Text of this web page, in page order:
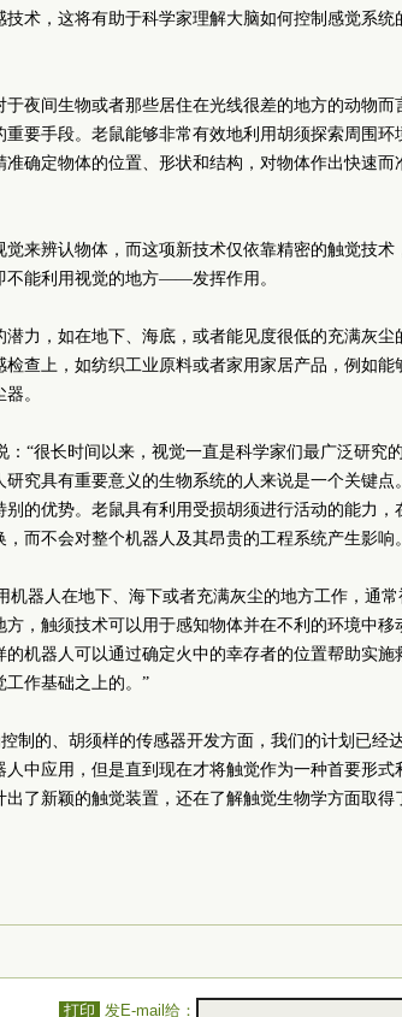
术，这将有助于科学家理解大脑如何控制感觉系统
夜间生物或者那些居住在光线很差的地方的动物而
要手段。老鼠能够非常有效地利用胡须探索周围环
确定物体的位置、形状和结构，对物体作出快速而
来辨认物体，而这项新技术仅依靠精密的触觉技术
能利用视觉的地方——发挥作用。
力，如在地下、海底，或者能见度很低的充满灰尘
查上，如纺织工业原料或者家用家居产品，例如能
。
：“很长时间以来，视觉一直是科学家们最广泛研究
究具有重要意义的生物系统的人来说是一个关键点
优势。老鼠具有利用受损胡须进行活动的能力，
而不会对整个机器人及其昂贵的工程系统产生影响
机器人在地下、海下或者充满灰尘的地方工作，通常
，触须技术可以用于感知物体并在不利的环境中移
机器人可以通过确定火中的幸存者的位置帮助实施
作基础之上的。”
制的、胡须样的传感器开发方面，我们的计划已经
中应用，但是直到现在才将触觉作为一种首要形式
了新颖的触觉装置，还在了解触觉生物学方面取得
打印 发E-mail给：